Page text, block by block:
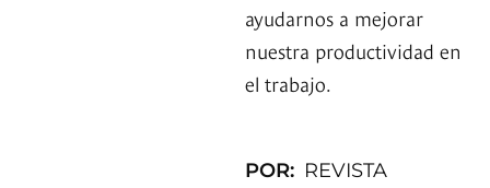
ayudarnos a mejorar
nuestra productividad en
el trabajo.
POR: REVISTA